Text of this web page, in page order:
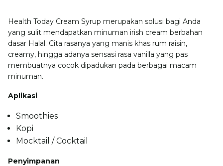
Health Today Cream Syrup merupakan solusi bagi Anda
yang sulit mendapatkan minuman irish cream berbahan
dasar Halal. Cita rasanya yang manis khas rum raisin,
creamy, hingga adanya sensasi rasa vanilla yang pas
membuatnya cocok dipadukan pada berbagai macam
minuman.
Aplikasi
Smoothies
Kopi
Mocktail / Cocktail
Penyimpanan